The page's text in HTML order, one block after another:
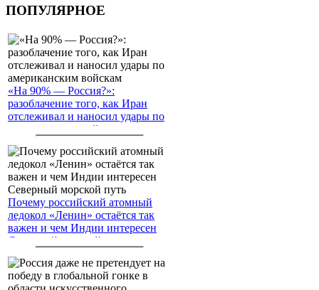
ПОПУЛЯРНОЕ
«На 90% — Россия?»:
разоблачение того, как Иран
отслеживал и наносил удары по
американским войскам
Почему российский атомный
ледокол «Ленин» остаётся так
важен и чем Индии интересен
Северный морской путь